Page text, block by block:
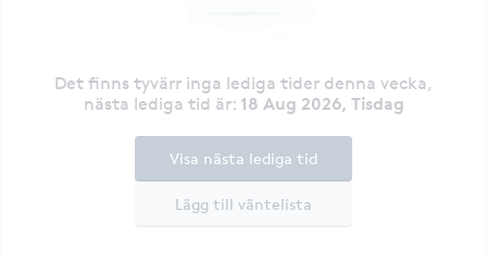
Det finns tyvärr inga lediga tider denna vecka,
nästa lediga tid är: 18 Aug 2026, Tisdag
Lägg till väntelista
Visa nästa lediga tid